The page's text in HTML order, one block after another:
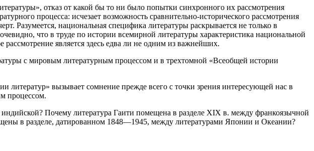
отказ от какой бы то ни было попытки синхронного их рассмотрения
процесса: исчезает возможность сравнительно-исторического рассмотрения
Разумеется, национальная специфика литературы раскрывается не только в
что в труде по истории всемирной литературы характеристика национальной
является здесь едва ли не одним из важнейших.
с мировым литературным процессом и в трехтомной «Всеобщей истории
литератур» вызывает сомнение прежде всего с точки зрения интересующей нас в
процессом.
Почему литература Гаити помещена в разделе XIX в. между франкоязычной
в разделе, датированном 1848—1945, между литературами Японии и Океании?